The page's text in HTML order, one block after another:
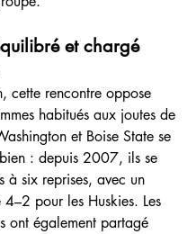
et chargé
cette rencontre oppose
habitués aux joutes de
et Boise State se
: depuis 2007, ils se
à six reprises, avec un
pour les Huskies. Les
ont également partagé